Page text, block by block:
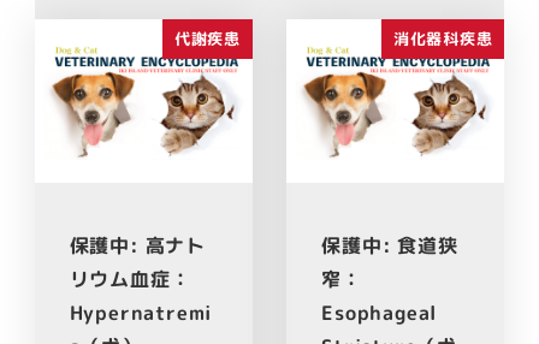
代謝疾患
保護中: 高ナト
リウム血症：
Hypernatremi
消化器科疾患
保護中: 食道狭
窄：
Esophageal